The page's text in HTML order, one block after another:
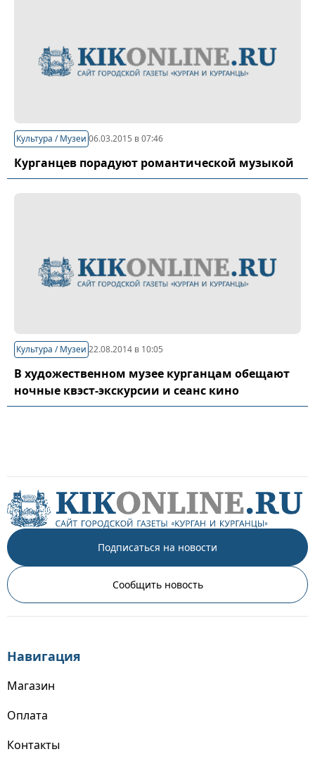
Культура / Музеи 06.03.2015 в 07:46
Курганцев порадуют романтической музыкой
Культура / Музеи 22.08.2014 в 10:05
В художественном музее курганцам обещают
ночные квэст-экскурсии и сеанс кино
Подписаться на новости
Сообщить новость
Навигация
Магазин
Оплата
Контакты